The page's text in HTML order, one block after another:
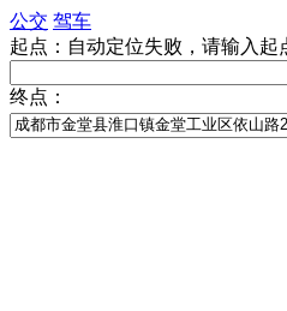
公交 驾车
起点： 自动定位失败，请输入起
终点：